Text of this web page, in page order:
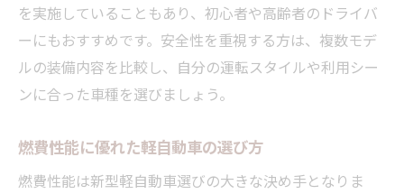
を実施していることもあり、初心者や高齢者のドライバ
ーにもおすすめです。安全性を重視する方は、複数モデ
ルの装備内容を比較し、自分の運転スタイルや利用シー
ンに合った車種を選びましょう。
燃費性能に優れた軽自動車の選び方
燃費性能は新型軽自動車選びの大きな決め手となりま